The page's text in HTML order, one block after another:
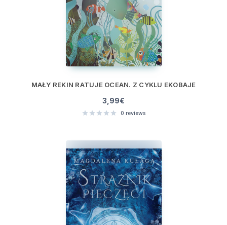
MAŁY REKIN RATUJE OCEAN. Z CYKLU EKOBAJE
3,99€
0 reviews